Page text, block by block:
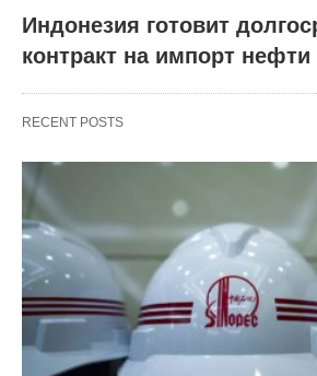
Индонезия готовит
контракт на импорт
RECENT POSTS